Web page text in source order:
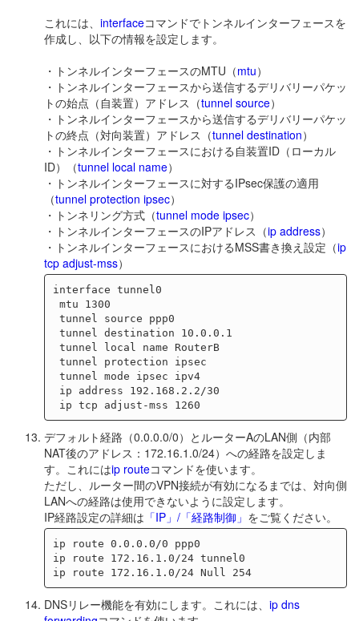
これには、 interfaceコマンドでトンネルインターフェースを
作成し、以下の情報を設定します。
・トンネルインターフェースのMTU（mtu）
・トンネルインターフェースから送信するデリバリーパケッ
トの始点（自装置）アドレス（tunnel source）
・トンネルインターフェースから送信するデリバリーパケッ
トの終点（対向装置）アドレス（tunnel destination）
・トンネルインターフェースにおける自装置ID（ローカル
ID）（tunnel local name）
・トンネルインターフェースに対するIPsec保護の適用
（tunnel protection ipsec）
・トンネリング方式（tunnel mode ipsec）
・トンネルインターフェースのIPアドレス（ip address）
・トンネルインターフェースにおけるMSS書き換え設定（ip
tcp adjust-mss）
interface tunnel0
デフォルト経路（0.0.0.0/0）とルーターAのLAN側（内部
NAT後のアドレス：172.16.1.0/24）への経路を設定しま
す。これにはip routeコマンドを使います。
ただし、ルーター間のVPN接続が有効になるまでは、対向側
LANへの経路は使用できないように設定します。
IP経路設定の詳細は 「IP」/「経路制御」 をご覧ください。
ip route 0.0.0.0/0 ppp0
ip route 172.16.1.0/24 tunnel0
ip route 172.16.1.0/24 Null 254
DNSリレー機能を有効にします。これには、 ip dns